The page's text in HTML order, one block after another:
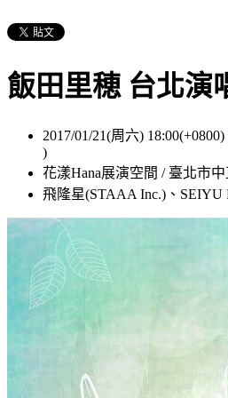
飯田里穂 台北演
2017/01/21(周六) 18:00(+0800)
)
花漾Hana展演空間 / 臺北市
飛隆星(STAAA Inc.)、SEIYU